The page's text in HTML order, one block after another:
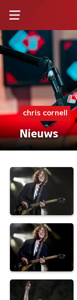
chris cornell
Nieuws